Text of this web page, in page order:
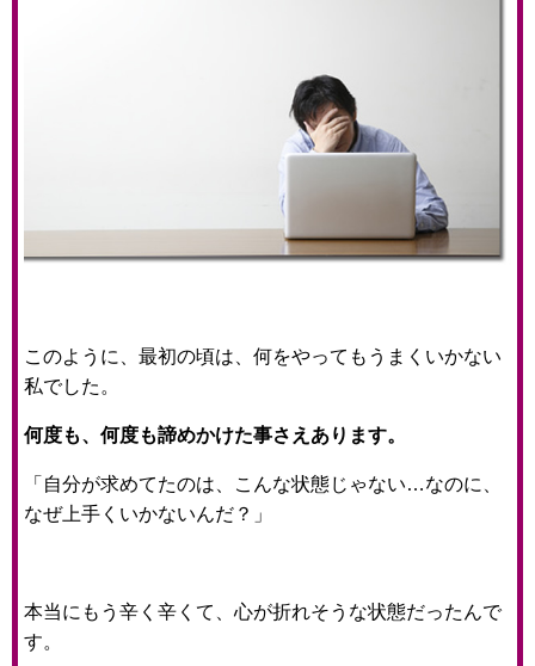
このように、最初の頃は、何をやってもうまくいかない
私でした。
何度も、何度も諦めかけた事さえあります。
「自分が求めてたのは、こんな状態じゃない…なのに、
なぜ上手くいかないんだ？」
本当にもう辛く辛くて、心が折れそうな状態だったんで
す。